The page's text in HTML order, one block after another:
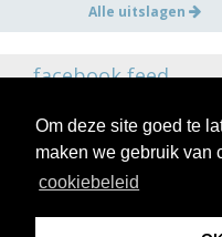
Om deze site goed te
maken we gebruik van
cookiebeleid
Alle uitslagen
facebook feed
volg ons op